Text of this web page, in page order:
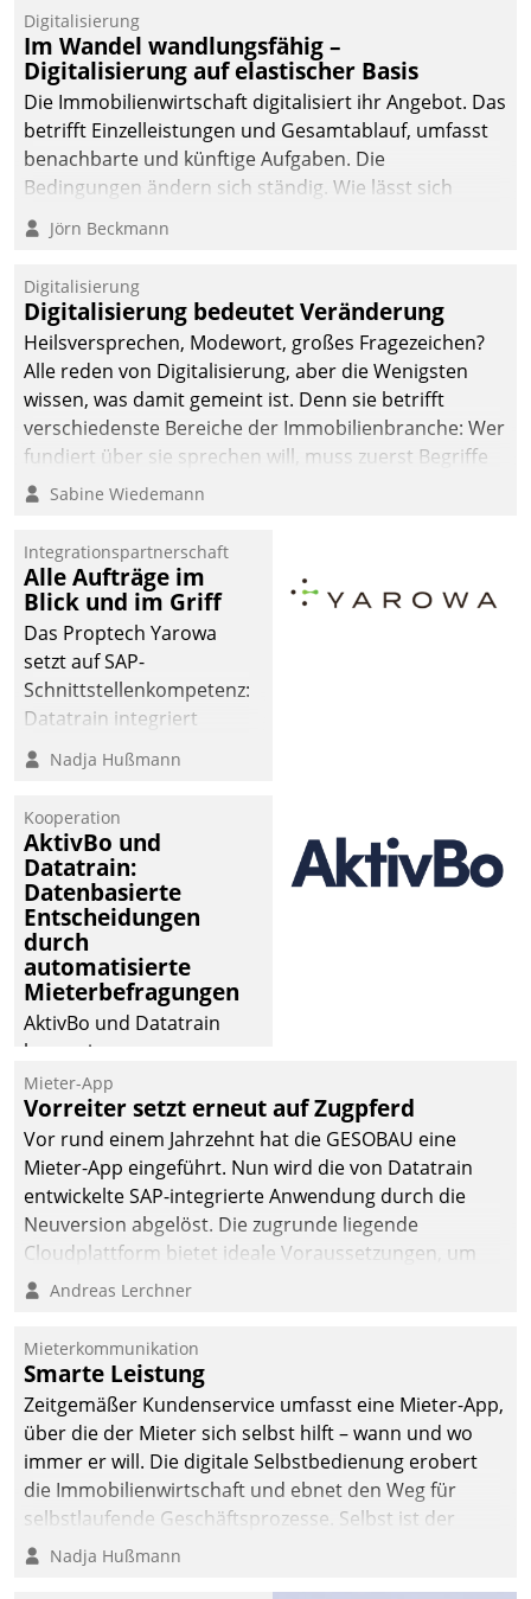
Digitalisierung
Im Wandel wandlungsfähig –
Digitalisierung auf elastischer Basis
Die Immobilienwirtschaft digitalisiert ihr Angebot. Das
betrifft Einzelleistungen und Gesamtablauf, umfasst
benachbarte und künftige Aufgaben. Die
Bedingungen ändern sich ständig. Wie lässt sich
technisch die Kontrolle wahren und zugleich Freiraum
fürs Wachsen öffnen?
Jörn Beckmann
Digitalisierung
Digitalisierung bedeutet Veränderung
Heilsversprechen, Modewort, großes Fragezeichen?
Alle reden von Digitalisierung, aber die Wenigsten
wissen, was damit gemeint ist. Denn sie betrifft
verschiedenste Bereiche der Immobilienbranche: Wer
fundiert über sie sprechen will, muss zuerst Begriffe
klären. Ein Aspekt ist die betriebliche Optimierung:
Einsparungen durch optimierte und automatisierte
Prozesse. Doch man darf nicht zu viel erwarten: Allein
mit der Einführung einer neuen Software ist es nicht
getan. Die Digitalisierung erfordert von Unternehmen
die Bereitschaft, sich zu überprüfen, zu hinterfragen
und zu verändern.
Sabine Wiedemann
Integrationspartnerschaft
Alle Aufträge im
Blick und im Griff
Das Proptech Yarowa
setzt auf SAP-
Schnittstellenkompetenz:
Datatrain integriert
Yarowas Portal zur
Vergabe und Verwaltung
operativen
Instandhaltung in die
SAP-Systemlandschaft
deutscher
Wohnungsunternehmen
– und beschleunigt damit
den Weg vom
Mieteranliegen zum
Nadja Hußmann
Kooperation
AktivBo und
Datatrain:
Datenbasierte
Entscheidungen
durch
automatisierte
Mieterbefragungen
AktivBo und Datatrain
kooperieren –
Immobilienunternehmen
profitieren: Die nahtlose
Integration der Lösungen
von AktivBo und
Datatrain ermöglicht
automatisiert ausgelöste,
zielgerichtete
Mieterbefragungen – eine
starke Grundlage für
intelligente,
datengestützte
Entscheidungen.
Mieter-App
Vorreiter setzt erneut auf Zugpferd
Vor rund einem Jahrzehnt hat die GESOBAU eine
Mieter-App eingeführt. Nun wird die von Datatrain
entwickelte SAP-integrierte Anwendung durch die
Neuversion abgelöst. Die zugrunde liegende
Cloudplattform bietet ideale Voraussetzungen, um
die Funktionalität der App zu erweitern und weitere
integrieren.
Andreas Lerchner
Mieterkommunikation
Smarte Leistung
Zeitgemäßer Kundenservice umfasst eine Mieter-App,
über die der Mieter sich selbst hilft – wann und wo
immer er will. Die digitale Selbstbedienung erobert
die Immobilienwirtschaft und ebnet den Weg für
selbstlaufende Geschäftsprozesse. Selbst ist der
Kunde und smart der Serviceanbieter.
Nadja Hußmann